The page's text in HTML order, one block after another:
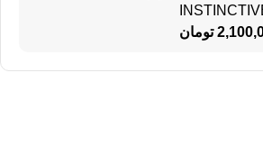
تومان